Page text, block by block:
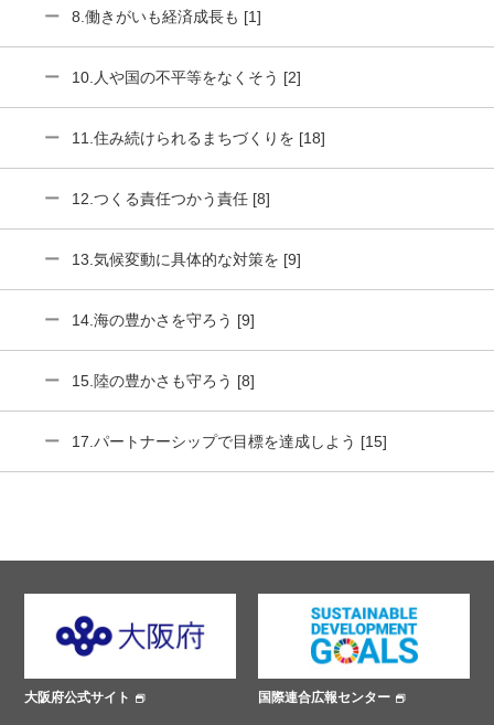
8.働きがいも経済成長も [1]
10.人や国の不平等をなくそう [2]
11.住み続けられるまちづくりを [18]
12.つくる責任つかう責任 [8]
13.気候変動に具体的な対策を [9]
14.海の豊かさを守ろう [9]
15.陸の豊かさも守ろう [8]
17.パートナーシップで目標を達成しよう [15]
大阪府公式サイト 国際連合広報センター